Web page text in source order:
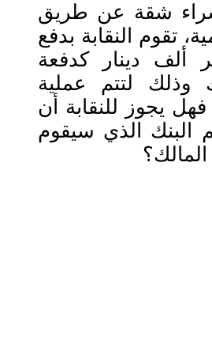
شقة عن طريق
تقوم النقابة بدفع
دينار كدفعة
وذلك لتتم عملية
يجوز للنقابة أن
البنك الذي سيقوم